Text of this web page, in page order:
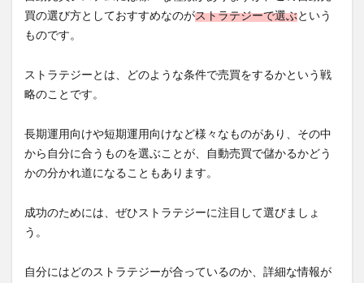
買の選び方としておすすめなのがストラテジーで選ぶという
ものです。
ストラテジーとは、どのような条件で売買をするかという戦
略のことです。
長期運用向けや短期運用向けなど様々なものがあり、その中
から自分に合うものを選ぶことが、自動売買で儲かるかどう
かの分かれ道になることもあります。
成功のためには、ぜひストラテジーに注目して選びましょ
う。
自分にはどのストラテジーが合っているのか、詳細な情報が